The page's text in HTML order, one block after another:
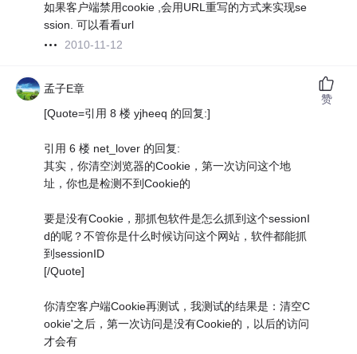
如果客户端禁用cookie ,会用URL重写的方式来实现se
ssion. 可以看看url
2010-11-12
孟子E章
[Quote=引用 8 楼 yjheeq 的回复:]
引用 6 楼 net_lover 的回复:
其实，你清空浏览器的Cookie，第一次访问这个地
址，你也是检测不到Cookie的
要是没有Cookie，那抓包软件是怎么抓到这个sessionI
d的呢？不管你是什么时候访问这个网站，软件都能抓
到sessionID
[/Quote]
你清空客户端Cookie再测试，我测试的结果是：清空C
ookie'之后，第一次访问是没有Cookie的，以后的访问
才会有
赞